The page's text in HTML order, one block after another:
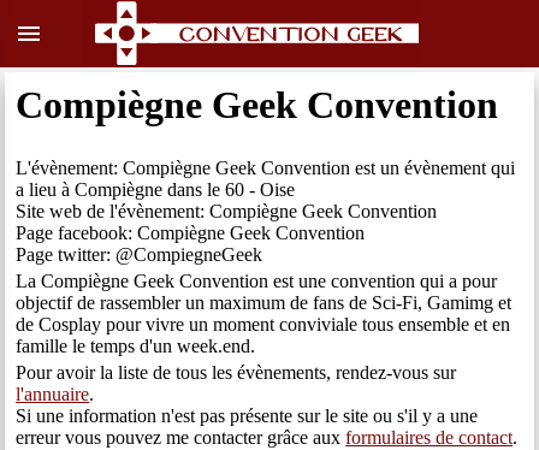
menu
Compiègne Geek Convention
L'évènement: Compiègne Geek Convention est un évènement qui
a lieu à Compiègne dans le 60 - Oise
Site web de l'évènement: Compiègne Geek Convention
Page facebook: Compiègne Geek Convention
Page twitter: @CompiegneGeek
La Compiègne Geek Convention est une convention qui a pour
objectif de rassembler un maximum de fans de Sci-Fi, Gamimg et
de Cosplay pour vivre un moment conviviale tous ensemble et en
famille le temps d'un week.end.
Pour avoir la liste de tous les évènements, rendez-vous sur
l'annuaire.
Si une information n'est pas présente sur le site ou s'il y a une
erreur vous pouvez me contacter grâce auxformulaires de contact.